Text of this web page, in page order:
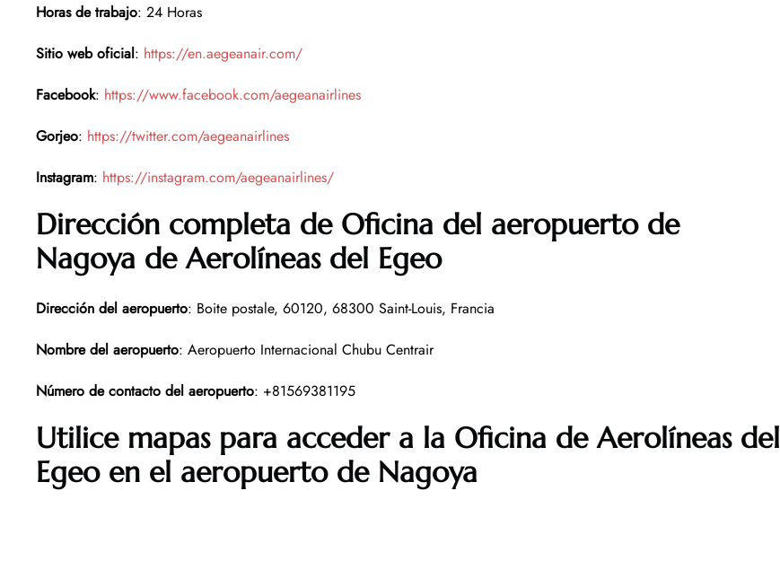
Horas de trabajo: 24 Horas
Sitio web oficial: https://en.aegeanair.com/
Facebook: https://www.facebook.com/aegeanairlines
Gorjeo: https://twitter.com/aegeanairlines
Instagram: https://instagram.com/aegeanairlines/
Dirección completa de Oficina del aeropuerto de
Nagoya de Aerolíneas del Egeo
Dirección del aeropuerto: Boite postale, 60120, 68300 Saint-Louis, Francia
Nombre del aeropuerto: Aeropuerto Internacional Chubu Centrair
Número de contacto del aeropuerto: +81569381195
Utilice mapas para acceder a la Oficina de Aerolíneas del
Egeo en el aeropuerto de Nagoya